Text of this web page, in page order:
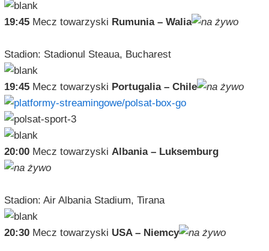
19:45Mecz towarzyski Rumunia – Walia
Stadion: Stadionul Steaua, Bucharest
19:45Mecz towarzyski Portugalia – Chile
20:00Mecz towarzyski Albania – Luksemburg
Stadion: Air Albania Stadium, Tirana
20:30Mecz towarzyski USA – Niemcy